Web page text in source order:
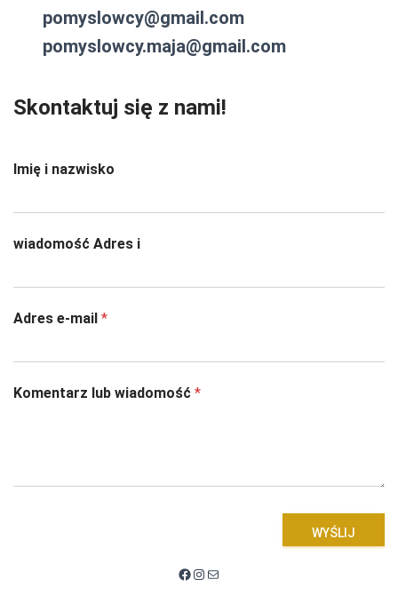
pomyslowcy@gmail.com
pomyslowcy.maja@gmail.com
Skontaktuj się z nami!
Imię i nazwisko
wiadomość Adres i
Adres e-mail *
Komentarz lub wiadomość *
WYŚLIJ
Facebook
Instagram
Mail